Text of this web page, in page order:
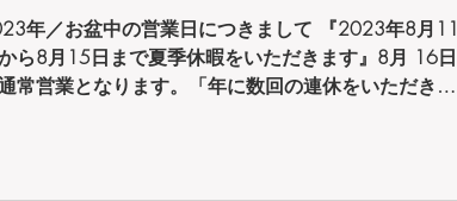
文化 SNS
年／お盆中の営業日につきまして 『2023年8月11
ら8月15日まで夏季休暇をいただきます』8月 16日
常営業となります。「年に数回の連休をいただきま